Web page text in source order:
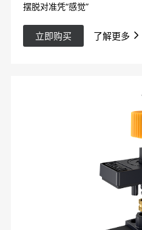
摆脱对准凭“感觉”
立即购买 了解更多